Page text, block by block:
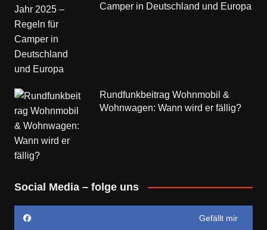
Camper in Deutschland und Europa
Rundfunkbeitrag Wohnmobil &
Wohnwagen: Wann wird er fällig?
Social Media – folge uns
Gefällt mir